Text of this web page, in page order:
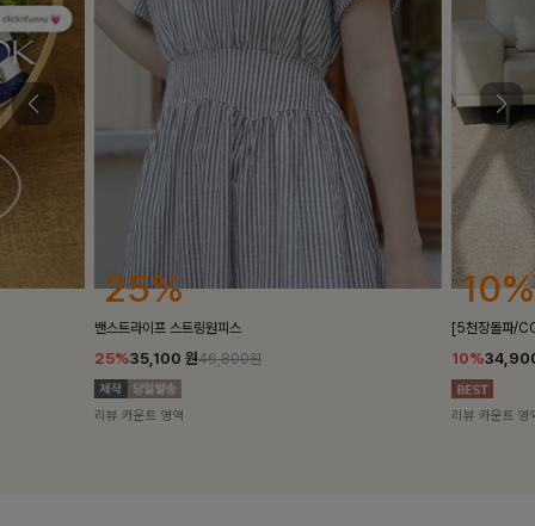
10%
[5천장돌파/COOL]멜틴 퍼프블라우스
10%34,900원38,700원
리뷰 카운트 영역
18%
켄픈배색 스트
18%
리뷰 카운트 영